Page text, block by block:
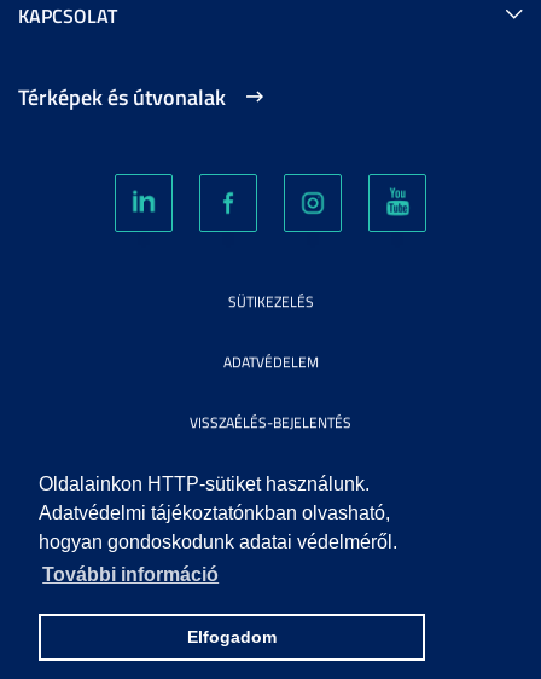
Oldalainkon HTTP-sütiket használunk.
Adatvédelmi tájékoztatónkban olvasható,
hogyan gondoskodunk adatai védelméről.
További információ
Elfogadom
KAPCSOLAT
Térképek és útvonalak
SÜTIKEZELÉS
ADATVÉDELEM
VISSZAÉLÉS-BEJELENTÉS
KÖZÉRDEKŰ ADATOK
IMPRESSZUM